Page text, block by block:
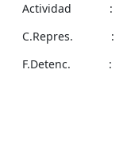
Actividad :
C.Repres. :
F.Detenc. : 16